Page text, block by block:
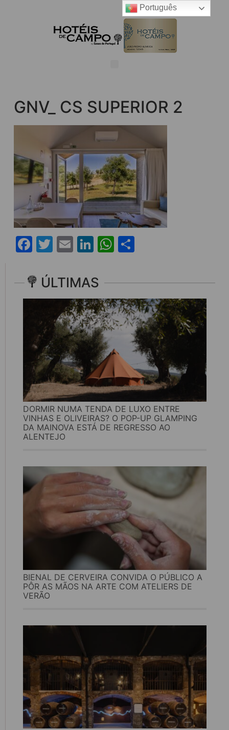
GNV_ CS SUPERIOR 2
Facebook
Twitter
EmailLinkedIn
WhatsApp
ÚLTIMAS
DORMIR NUMA TENDA DE LUXO ENTRE
VINHAS E OLIVEIRAS? O POP-UP GLAMPING
DA MAINOVA ESTÁ DE REGRESSO AO
ALENTEJO
BIENAL DE CERVEIRA CONVIDA O PÚBLICO A
PÔR AS MÃOS NA ARTE COM ATELIERS DE
VERÃO
Português